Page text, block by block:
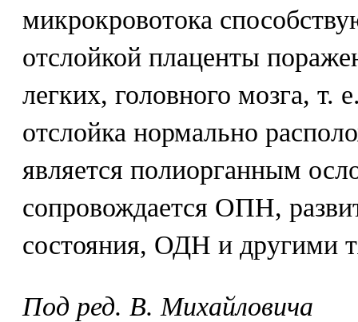
микрокровотока
отслойкой плаценты
легких, головного мозга, т.
отслойка нормально
является полиорганным
сопровождается ОПН,
состояния, ОДН и другими
Под ред. В. Михайловича